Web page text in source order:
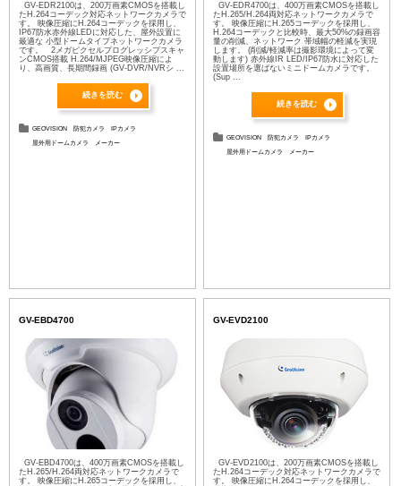
GV-EDR2100は、200万画素CMOSを搭載し
たH.264コーデック対応ネットワークカメラで
す。 映像圧縮にH.264コーデックを採用し、
IP67防水赤外線LEDに対応した、屋外設置に
最適な 小型ドームタイプネットワークカメラ
です。 2メガピクセルプログレッシブスキャ
ンCMOS搭載 H.264/MJPEG映像圧縮によ
り、高画質、長期間録画 (GV-DVR/NVRシ ...
続きを読む
GEOVISION 防犯カメラ IPカメラ
屋外用ドームカメラ メーカー
GV-EDR4700は、400万画素CMOSを搭載し
たH.265/H.264両対応ネットワークカメラで
す。 映像圧縮にH.265コーデックを採用し、
H.264コーデックと比較時、最大50%の録画容
量の削減、ネットワーク 帯域幅の軽減を実現
します。 (削減/軽減率は撮影環境によって変
動します) 赤外線IR LED/IP67防水に対応した
設置場所を選ばないミニドームカメラです。
(Sup ...
続きを読む
GEOVISION 防犯カメラ IPカメラ
屋外用ドームカメラ メーカー
GV-EBD4700
GV-EBD4700は、400万画素CMOSを搭載し
たH.265/H.264両対応ネットワークカメラで
す。 映像圧縮にH.265コーデックを採用し、
GV-EVD2100
GV-EVD2100は、200万画素CMOSを搭載し
たH.264コーデック対応ネットワークカメラで
す。 映像圧縮にH.264コーデックを採用し、